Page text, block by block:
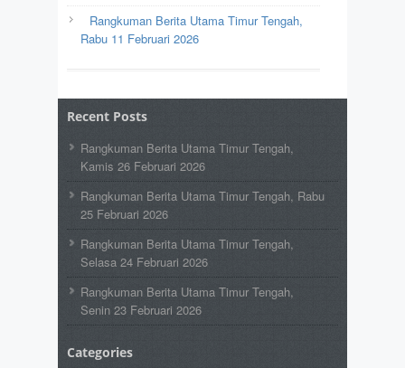
Rangkuman Berita Utama Timur Tengah,
Rabu 11 Februari 2026
Recent Posts
Rangkuman Berita Utama Timur Tengah,
Kamis 26 Februari 2026
Rangkuman Berita Utama Timur Tengah, Rabu
25 Februari 2026
Rangkuman Berita Utama Timur Tengah,
Selasa 24 Februari 2026
Rangkuman Berita Utama Timur Tengah,
Senin 23 Februari 2026
Categories